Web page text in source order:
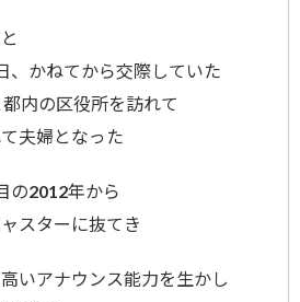
、かねてから交際していた
内の区役所を訪れて
夫婦となった
の2012年から
スターに抜てき
いアナウンス能力を生かし